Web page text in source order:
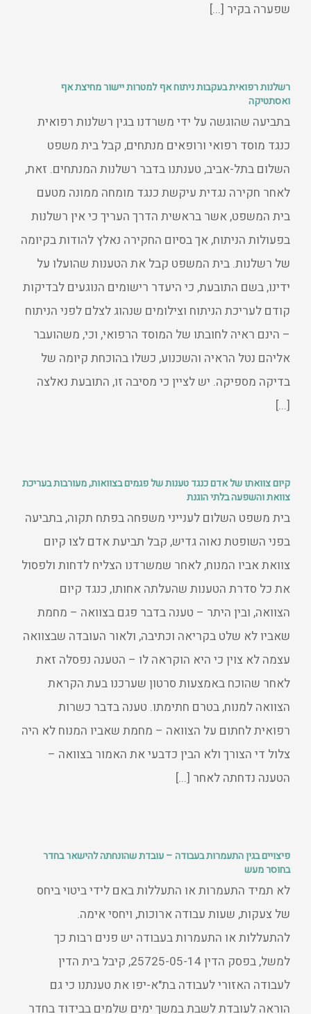
שפערה בקיר [...]
רשלנות רפואית בעקבות ניתוח אף למטרות יישור מחיצת אף
ואסתטיקה
בתביעה שהוגשה על ידי משרדנו בגין רשלנות רפואית
כנגד מוסד רפואי ורופאים מנתחים, קבל בית משפט
השלום בתל-אביב, טענתנו בדבר רשלנות המנתחים. זאת,
לאחר חקירה נגדית עיקשת כנגד מומחה ממונה מטעם
בית המשפט, אשר בראשית הדרך העריך כי אין רשלנות
בפעולות הניתוח, אך בסיום החקירה נאלץ להודות בקיומה
של רשלנות. בית המשפט קבל את הטענות שהועלו על
ידינו, בשם התובעת, כי היעדר רישומים הנוגעים לבדיקות
קודם לעריכת הניתוח וצילומים שנהוג לצלם לפני הניתוח
– הינם ראיה לחובתו של המוסד הרפואי, וכי, משהועבר
אליהם נטל הראיה והשכנוע, כשלו בהוכחת קיומה של
בדיקה מספיקה. יש לציין כי מסיבה זו, התובעת נאלצה
[...]
קיום צוואתו של אדם כנגד טענות של פגמים בצוואות, מעורבות בעריכת
צוואת והשפעה בלתי הוגנת
בית משפט השלום לענייני משפחה בפתח תקוה, בתביעה
בפני השופטת נאוה גדיש, קבל תביעת אדם לצו קיום
צוואת אביו המנוח, לאחר שמשרדנו הצליח לדחות ולפסול
את כל סדרת הטענות שהעלתה אחותו, כנגד קיום
הצוואה, ובין היתר – טענה בדבר פגם בצוואה – מחמת
שאביו לא שלט בקריאה וכתיבה, ולאור העובדה שבצוואה
עצמה לא צוין כי היא הוקראה לו – הטענה נפסלה זאת
לאחר שהוכח באמצעות סרטון שערכנו בעת הקראת
הצוואה למנוח, בטרם חתימתו. טענה בדבר כשרות
רפואית לחתום על הצוואה – מחמת שאביו המנוח לא היה
צלול די הצורך ולא הבין כדבעי את האמור בצוואה –
הטענה נדחתה לאחר [...]
פיצויים בגין התעמרות בעבודה – עובדת שהונחתה להישאר בחדר
בחוסר מעש
לא תמיד התעמרות או התעללות באם לידי ביטוי ביחס
של צעקות, שעות עבודה ארוכות, ויחסי אימה.
להתעללות או התעמרות בעבודה יש פנים רבות כך
למשל, בפסק הדין 25725-05-14, קיבל בית הדין
לעבודה האזורי לעבודה בת"א-יפו את טענתנו כי גם
הוראה לעובדת לשבת במשך ימים שלמים בבידוד בחדר